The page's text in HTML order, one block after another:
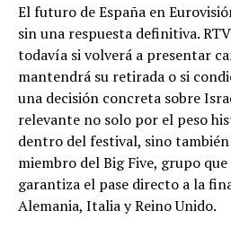
El futuro de España en
sin una respuesta definitiva.
todavía si volverá a presentar
mantendrá su retirada o si
una decisión concreta sobre
relevante no solo por el peso
dentro del festival, sino
miembro del Big Five, grupo
garantiza el pase directo a la
Alemania, Italia y Reino Unido.